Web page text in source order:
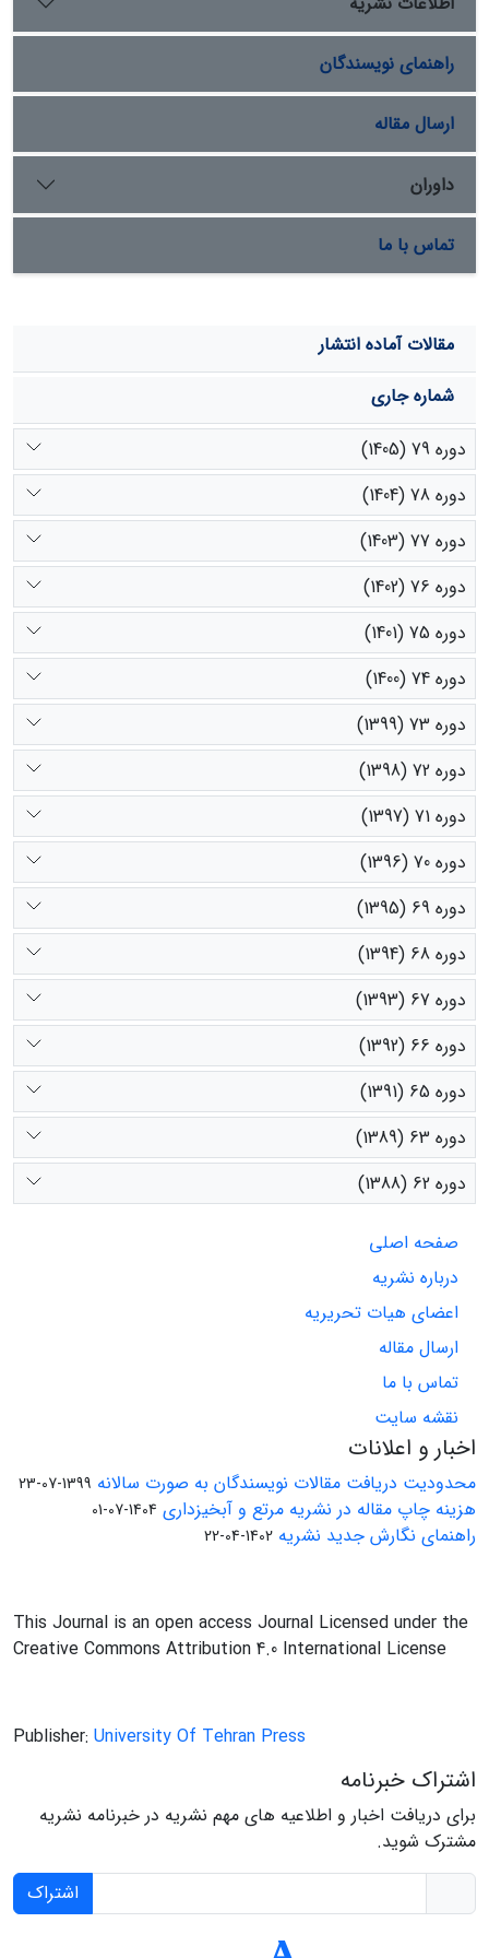
زمستان بیشترین روند متوسط را در بین فصول مختلف دارد.
کمترین روند متوسط فصلی دمای مینیمم و ماکزیمم به ترتیب
مربوط به فصول زمستان و ­بهار است. متوسط روند بارش فصل­
های بهار، تابستان و پاییز تقریباً مشابه یکدیگر می­باشد.
راهنمای نویسندگان
ارسال مقاله
داوران
تماس با ما
مقالات آماده انتشار
شماره جاری
دوره 79 (1405)
دوره 78 (1404)
دوره 77 (1403)
دوره 76 (1402)
دوره 75 (1401)
دوره 74 (1400)
دوره 73 (1399)
دوره 72 (1398)
دوره 71 (1397)
دوره 70 (1396)
دوره 69 (1395)
دوره 68 (1394)
دوره 67 (1393)
دوره 66 (1392)
دوره 65 (1391)
دوره 63 (1389)
دوره 62 (1388)
صفحه اصلی
درباره نشریه
اعضای هیات تحریریه
ارسال مقاله
تماس با ما
نقشه سایت
اخبار و اعلانات
محدودیت دریافت مقالات نویسندگان به صورت سالانه 1399-07-23
هزینه چاپ مقاله در نشریه مرتع و آبخیزداری 1404-07-01
راهنمای نگارش جدید نشریه 1402-04-22
This Journal is an open access Journal Licensed under the
Creative Commons Attribution 4.0 International License
Publisher: University Of Tehran Press
اشتراک خبرنامه
برای دریافت اخبار و اطلاعیه های مهم نشریه در خبرنامه نشریه
مشترک شوید.
اشتراک